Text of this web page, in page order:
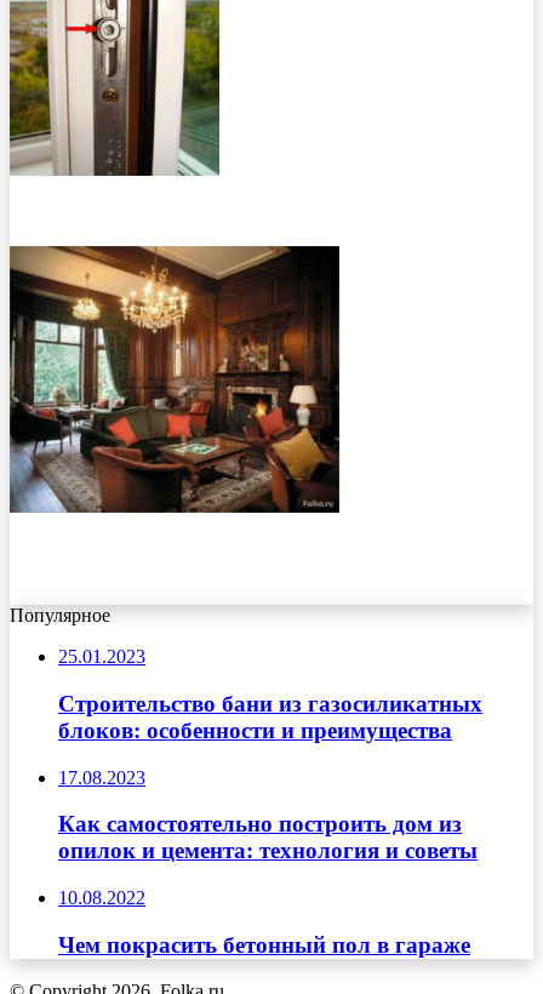
Популярное
25.01.2023
Строительство бани из газосиликатных
блоков: особенности и преимущества
17.08.2023
Как самостоятельно построить дом из
опилок и цемента: технология и советы
10.08.2022
Чем покрасить бетонный пол в гараже